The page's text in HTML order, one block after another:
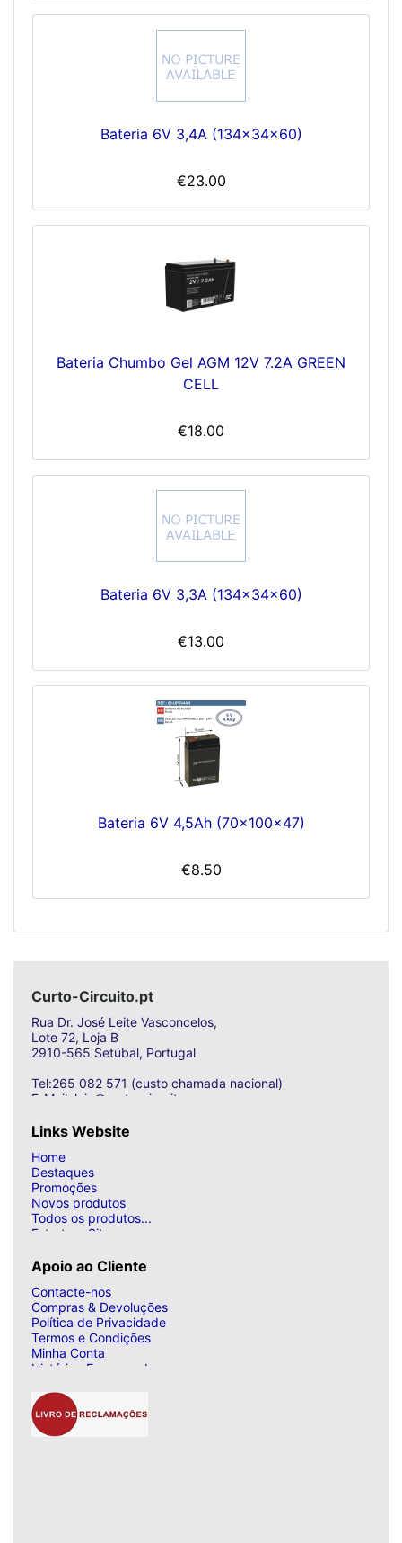
Bateria 6V 3,4A (134x34x60)
€23.00
Bateria Chumbo Gel AGM 12V 7.2A GREEN
CELL
€18.00
Bateria 6V 3,3A (134x34x60)
€13.00
Bateria 6V 4,5Ah (70x100x47)
€8.50
Curto-Circuito.pt
Rua Dr. José Leite Vasconcelos,
Lote 72, Loja B
2910-565 Setúbal, Portugal
Tel:265 082 571 (custo chamada nacional)
E-Mail: loja@curto-circuito.com
Links Website
Home
Destaques
Promoções
Novos produtos
Todos os produtos...
Estrutura Site
Apoio ao Cliente
Contacte-nos
Compras & Devoluções
Política de Privacidade
Termos e Condições
Minha Conta
Histórico Encomendas